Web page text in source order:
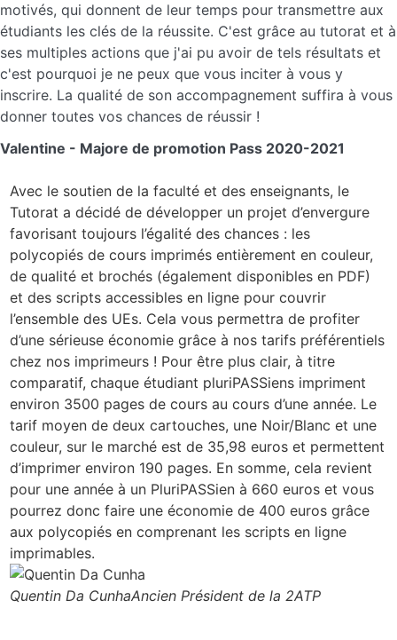
motivés, qui donnent de leur temps pour transmettre aux
étudiants les clés de la réussite. C'est grâce au tutorat et à
ses multiples actions que j'ai pu avoir de tels résultats et
c'est pourquoi je ne peux que vous inciter à vous y
inscrire. La qualité de son accompagnement suffira à vous
donner toutes vos chances de réussir !
Valentine - Majore de promotion Pass 2020-2021
Avec le soutien de la faculté et des enseignants, le
Tutorat a décidé de développer un projet d’envergure
favorisant toujours l’égalité des chances : les
polycopiés de cours imprimés entièrement en couleur,
de qualité et brochés (également disponibles en PDF)
et des scripts accessibles en ligne pour couvrir
l’ensemble des UEs. Cela vous permettra de profiter
d’une sérieuse économie grâce à nos tarifs préférentiels
chez nos imprimeurs ! Pour être plus clair, à titre
comparatif, chaque étudiant pluriPASSiens impriment
environ 3500 pages de cours au cours d’une année. Le
tarif moyen de deux cartouches, une Noir/Blanc et une
couleur, sur le marché est de 35,98 euros et permettent
d’imprimer environ 190 pages. En somme, cela revient
pour une année à un PluriPASSien à 660 euros et vous
pourrez donc faire une économie de 400 euros grâce
aux polycopiés en comprenant les scripts en ligne
imprimables.
Quentin Da CunhaAncien Président de la 2ATP